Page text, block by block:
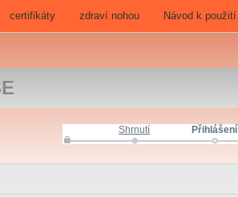
certifikáty zdraví nohou Návod k použití
Shrnutí Přihlášení